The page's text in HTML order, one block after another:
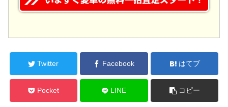
Twitter Facebook はてブ
Pocket LINE コピー